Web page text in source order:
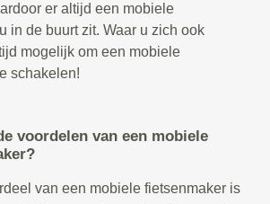
er altijd een mobiele
in de buurt zit. Waar u zich ook
mogelijk om een mobiele
schakelen!
voordelen van een mobiele
van een mobiele fietsenmaker is